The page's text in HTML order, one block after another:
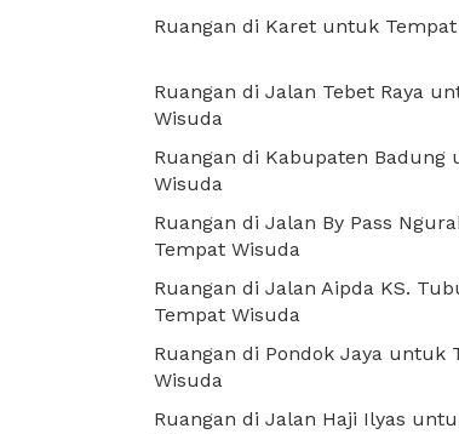
Ruangan di Karet untuk
Ruangan di Jalan Tebet Raya
Wisuda
Ruangan di Kabupaten Badung
Wisuda
Ruangan di Jalan By Pass
Tempat Wisuda
Ruangan di Jalan Aipda KS.
Tempat Wisuda
Ruangan di Pondok Jaya untuk
Wisuda
Ruangan di Jalan Haji Ilyas